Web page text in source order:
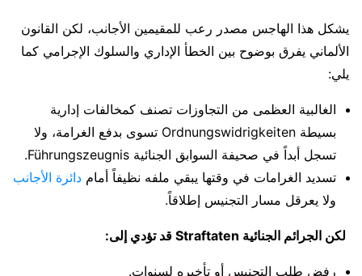
يشكل هذا الهاجس مصدر رعب للمقيمين الأجانب، لكن القانون
الألماني يفرق بوضوح بين الخطأ الإداري والسلوك الإجرامي كما
يلي:
الغالبية العظمى من التجاوزات تصنف كمخالفات إدارية
بسيطة Ordnungswidrigkeiten تسوى بدفع الغرامة، ولا
تسجل أبداً في صحيفة السوابق الجنائية Führungszeugnis.
تسديد الغرامات في وقتها يبقي ملفه نظيفاً أمام دائرة الأجانب
ولا يعرقل مسار التجنيس إطلاقاً.
لكن الجرائم الجنائية Straftaten قد تؤدي إلى:
رفض طلب التجنيس أو تأخيره لسنوات.